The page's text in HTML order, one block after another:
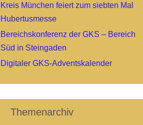
Kreis München feiert zum siebten Mal
Hubertusmesse
Bereichskonferenz der GKS – Bereich
Süd in Steingaden
Digitaler GKS-Adventskalender
Themenarchiv